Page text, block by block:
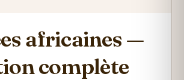
africaines —
complète